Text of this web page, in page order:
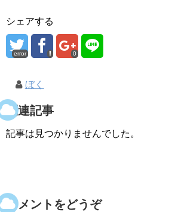
シェアする
error 0
ぼく
関連記事
記事は見つかりませんでした。
コメントをどうぞ